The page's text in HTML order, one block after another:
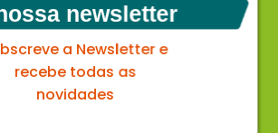
newsletter
a Newsletter e
recebe todas as
novidades